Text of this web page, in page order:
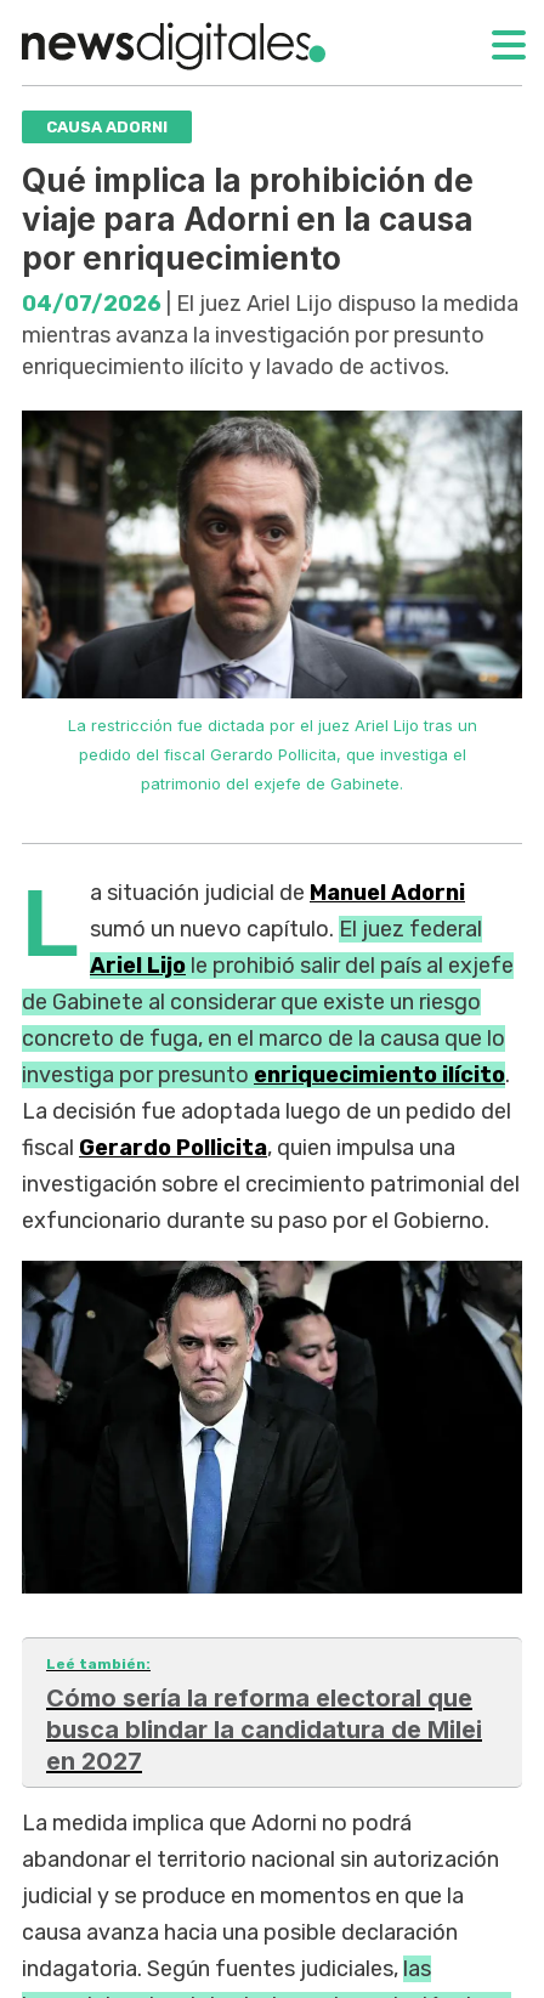
CAUSA ADORNI
Qué implica la prohibición de
viaje para Adorni en la causa
por enriquecimiento
04/07/2026 | El juez Ariel Lijo dispuso la medida
mientras avanza la investigación por presunto
enriquecimiento ilícito y lavado de activos.
La restricción fue dictada por el juez Ariel Lijo tras un
pedido del fiscal Gerardo Pollicita, que investiga el
patrimonio del exjefe de Gabinete.
L a situación judicial de Manuel Adorni
sumó un nuevo capítulo. El juez federal
Ariel Lijo le prohibió salir del país al exjefe
de Gabinete al considerar que existe un riesgo
concreto de fuga, en el marco de la causa que lo
investiga por presunto enriquecimiento ilícito.
La decisión fue adoptada luego de un pedido del
fiscal Gerardo Pollicita, quien impulsa una
investigación sobre el crecimiento patrimonial del
exfuncionario durante su paso por el Gobierno.
Leé también:
Cómo sería la reforma electoral que
busca blindar la candidatura de Milei
en 2027
La medida implica que Adorni no podrá
abandonar el territorio nacional sin autorización
judicial y se produce en momentos en que la
causa avanza hacia una posible declaración
indagatoria. Según fuentes judiciales, las